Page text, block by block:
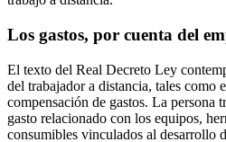
Los gastos, por cuenta del
El texto del Real Decreto Ley
del trabajador a distancia, tales como
compensación de gastos. La persona
gasto relacionado con los equipos,
consumibles vinculados al desarrollo